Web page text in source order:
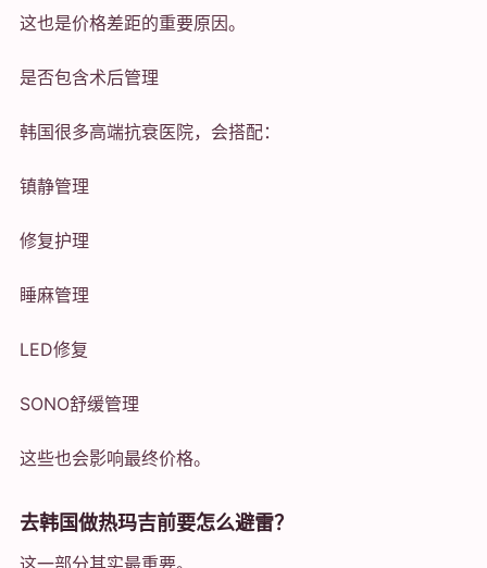
这也是价格差距的重要原因。
是否包含术后管理
韩国很多高端抗衰医院，会搭配：
镇静管理
修复护理
睡麻管理
LED修复
SONO舒缓管理
这些也会影响最终价格。
去韩国做热玛吉前要怎么避雷？
这一部分其实最重要。